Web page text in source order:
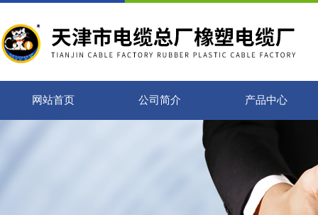
网站首页 公司简介 产品中心